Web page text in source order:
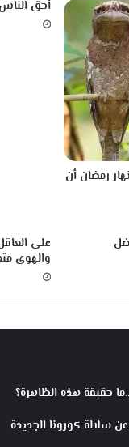
رمضان أن
أحق الناس
على
والهوى
حقيقة هذه الظاهرة؟
سلالة كورونا الجديدة